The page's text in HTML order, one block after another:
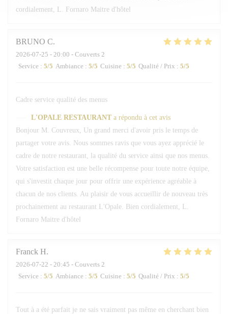
cordialement, L. Fornaro Maitre d'hôtel
BRUNO C
2026-07-25 - 20:00 - Couverts 2
Service : 5/5 Ambiance : 5/5 Cuisine : 5/5 Qualité / Prix : 5/5
Cadre service qualité des menus
L'OPALE RESTAURANT a répondu à cet avis
Bonjour M. Couvreux, Un grand merci d'avoir pris le temps de
partager votre avis. Nous sommes ravis que vous ayez apprécié le
cadre de notre restaurant, la qualité du service ainsi que nos menus.
Votre satisfaction est une belle récompense pour toute notre équipe,
qui s'investit chaque jour pour offrir une expérience agréable à
chacun de nos clients. Au plaisir de vous accueillir de nouveau très
prochainement au restaurant L'Opale. Bien cordialement, L.
Fornaro Maitre d'hôtel
Franck H
2026-07-22 - 20:45 - Couverts 2
Service : 5/5 Ambiance : 5/5 Cuisine : 5/5 Qualité / Prix : 5/5
Tout à a été parfait je ne sais vraiment pas même en cherchant bien